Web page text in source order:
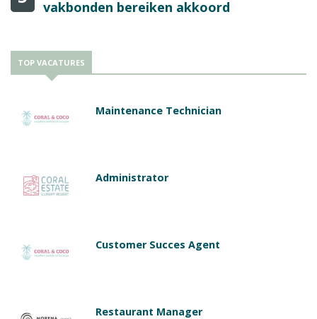
vakbonden bereiken akkoord
TOP VACATURES
Maintenance Technician
Administrator
Customer Succes Agent
Restaurant Manager